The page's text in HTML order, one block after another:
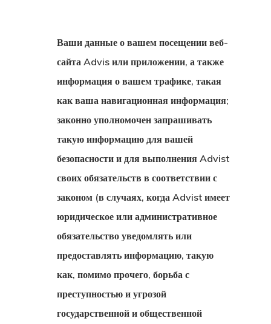
Ваши данные о вашем посещении веб-
сайта Advis или приложении, а также
информация о вашем трафике, такая
как ваша навигационная информация;
законно уполномочен запрашивать
такую информацию для вашей
безопасности и для выполнения Advist
своих обязательств в соответствии с
законом (в случаях, когда Advist имеет
юридическое или административное
обязательство уведомлять или
предоставлять информацию, такую
как, помимо прочего, борьба с
преступностью и угрозой
государственной и общественной
Инвесторов